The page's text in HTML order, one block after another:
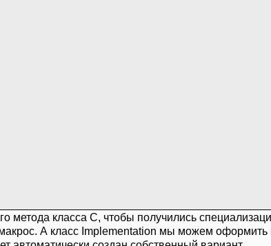
класса C, чтобы получились
А класс Implementation мы можем